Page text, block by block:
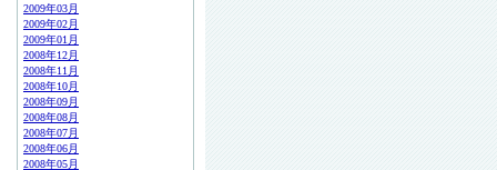
2009年03月
2009年02月
2009年01月
2008年12月
2008年11月
2008年10月
2008年09月
2008年08月
2008年07月
2008年06月
2008年05月